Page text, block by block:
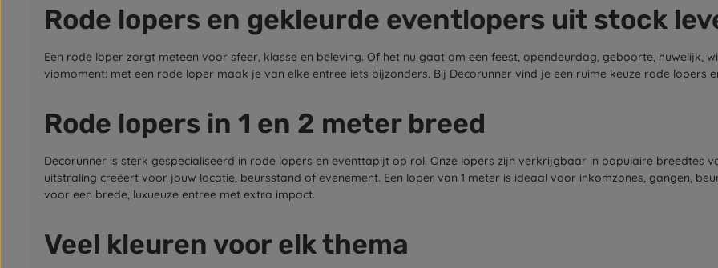
Rode lopers en gekleurde eventlopers uit stock
Een rode loper zorgt meteen voor sfeer, klasse en beleving. Of het nu gaat om een feest, opendeurdag, geboorte, huwelijk,
vipmoment: met een rode loper maak je van elke entree iets bijzonders. Bij Decorunner vind je een ruime keuze rode lopers
Rode lopers in 1 en 2 meter breed
Decorunner is sterk gespecialiseerd in rode lopers en eventtapijt op rol. Onze lopers zijn verkrijgbaar in populaire breedtes
uitstraling creëert voor jouw locatie, beursstand of evenement. Een loper van 1 meter is ideaal voor inkomzones, gangen,
voor een brede, luxueuze entree met extra impact.
Veel kleuren voor elk thema